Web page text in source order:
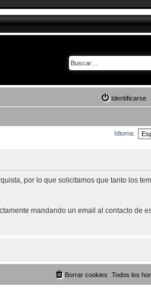
Identificarse
Idioma:
por lo que solicitamos que tanto los
mandando un email al contacto de
Todos los
Borrar cookies